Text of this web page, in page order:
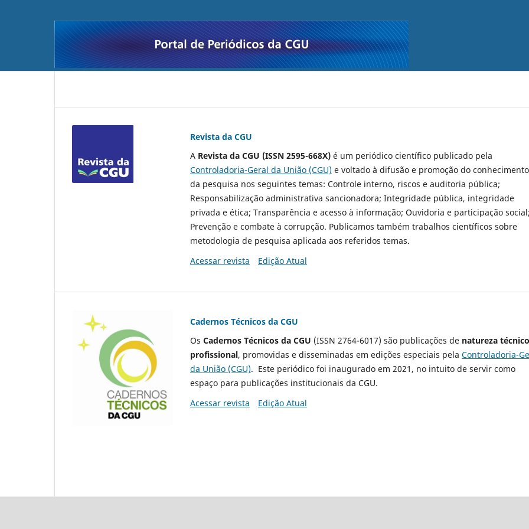
Revista da CGU
A Revista da CGU (ISSN 2595-668X) é um periódico científico publicado pela
Controladoria-Geral da União (CGU) e voltado à difusão e promoção do
da pesquisa nos seguintes temas: Controle interno, riscos e auditoria pública;
Responsabilização administrativa sancionadora; Integridade pública, integridade
privada e ética; Transparência e acesso à informação; Ouvidoria e participação
Prevenção e combate à corrupção. Publicamos também trabalhos científicos sobre
metodologia de pesquisa aplicada aos referidos temas.
Acessar revista
Edição Atual
Cadernos Técnicos da CGU
Os Cadernos Técnicos da CGU (ISSN 2764-6017) são publicações de natureza
profissional, promovidas e disseminadas em edições especiais pela Controladoria-
da União (CGU). Este periódico foi inaugurado em 2021, no intuito de servir como
espaço para publicações institucionais da CGU.
Acessar revista
Edição Atual